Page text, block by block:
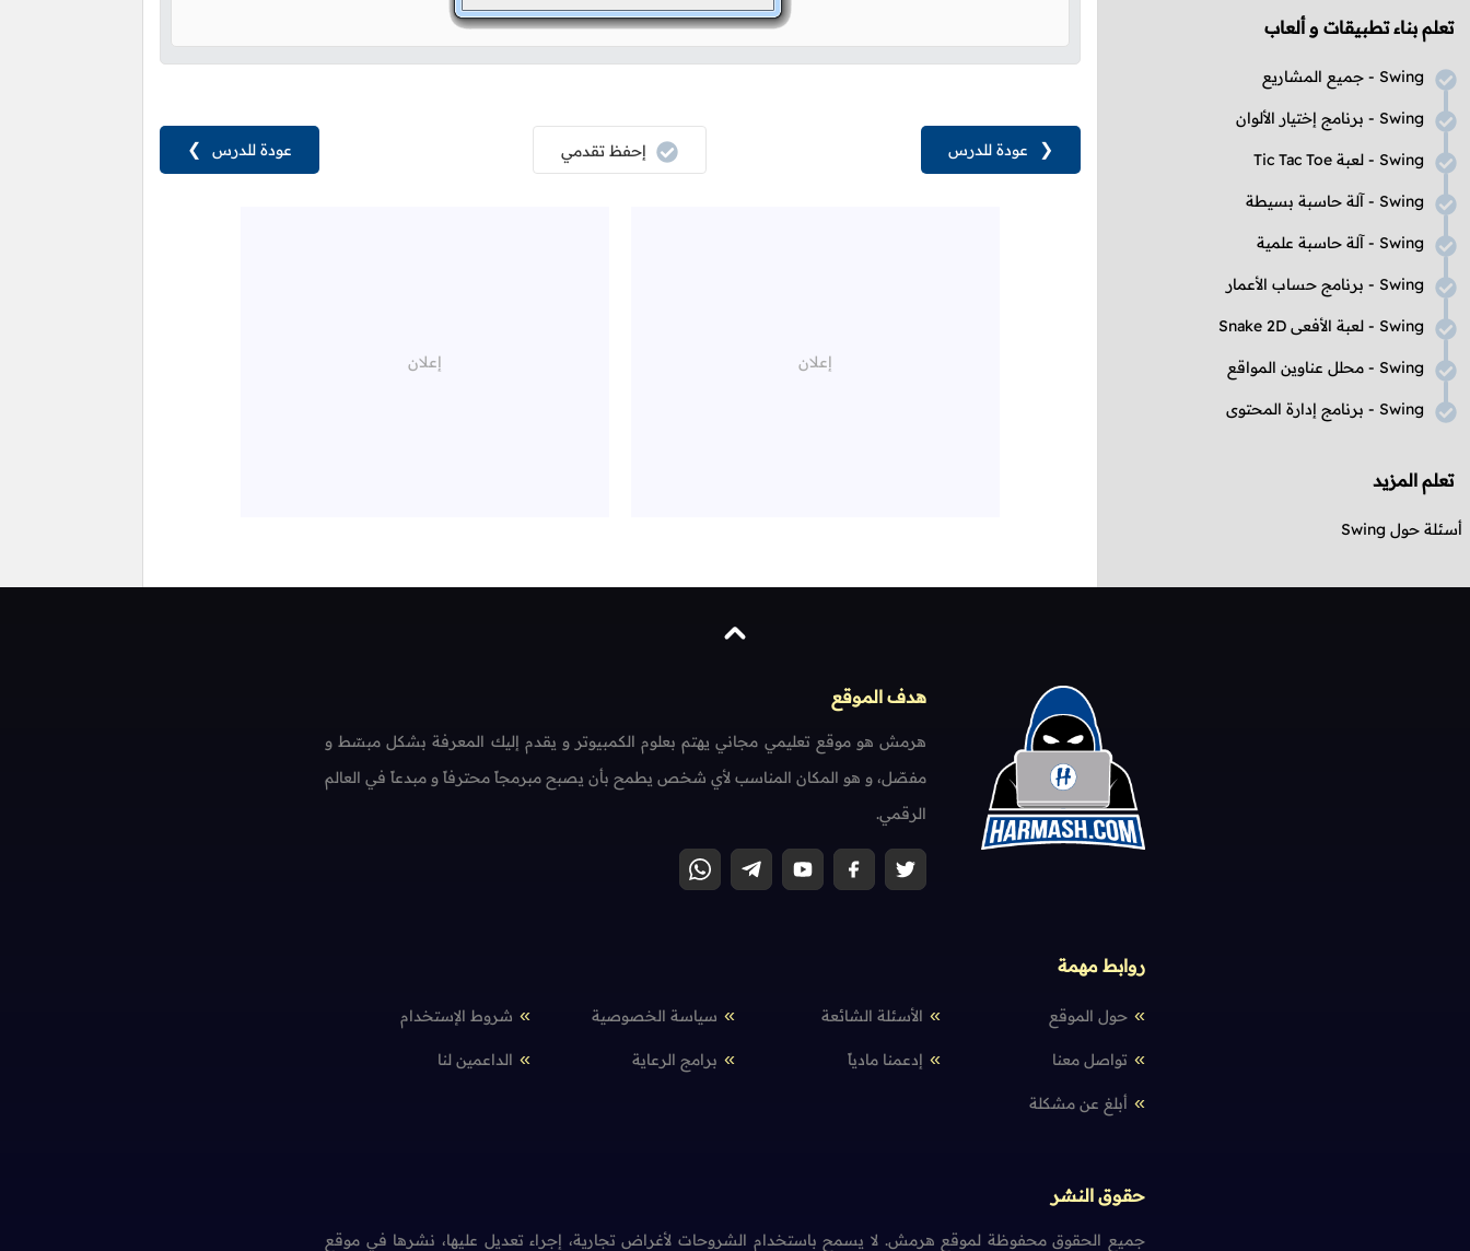
تعلم بناء تطبيقات و ألعاب
Swing - جميع المشاريع
Swing - برنامج إختيار الألوان
Swing - لعبة Tic Tac Toe
Swing - آلة حاسبة بسيطة
Swing - آلة حاسبة علمية
Swing - برنامج حساب الأعمار
Swing - لعبة الأفعى Snake 2D
Swing - محلل عناوين المواقع
Swing - برنامج إدارة المحتوى
تعلم المزيد
أسئلة حول Swing
عودة للدرس ❯ إحفظ تقدمي ❮ عودة للدرس
هدف الموقع
هرمش هو موقع تعليمي مجاني يهتم بعلوم الكمبيوتر و يقدم إليك المعرفة بشكل مبسّط و
مفصّل، و هو المكان المناسب لأي شخص يطمح بأن يصبح مبرمجاً محترفاً و مبدعاً في العالم
الرقمي.
روابط مهمة
حول الموقع الأسئلة الشائعة سياسة الخصوصية شروط الإستخدام
تواصل معنا إدعمنا مادياً برامج الرعاية الداعمين لنا
أبلغ عن مشكلة
حقوق النشر
جميع الحقوق محفوظة لموقع هرمش. لا يسمح باستخدام الشروحات لأغراض تجارية، إجراء تعديل عليها، نشرها في موقع